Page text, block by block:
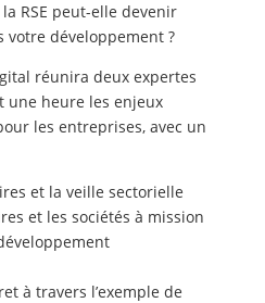
RSE peut-elle devenir
développement ?
réunira deux expertes
heure les enjeux
les entreprises, avec un
et la veille sectorielle
et les sociétés à mission
à travers l’exemple de